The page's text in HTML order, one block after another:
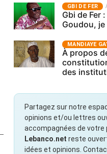
GBI DE FER
Gbi de Fer
Goudou, je
MANDIAYE
À propos
des
Partagez sur notre
opinions et/ou lettres
accompagnées de votre
Lebanco.net reste
idées et opinions.